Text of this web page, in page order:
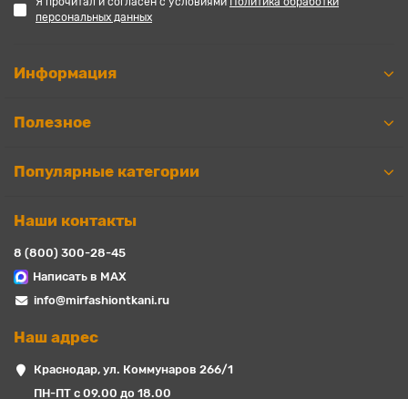
персональных данных
Информация
Полезное
Популярные категории
Наши контакты
8 (800) 300-28-45
Написать в MAX
info@mirfashiontkani.ru
Наш адрес
Краснодар, ул. Коммунаров 266/1
ПН-ПТ с 09.00 до 18.00